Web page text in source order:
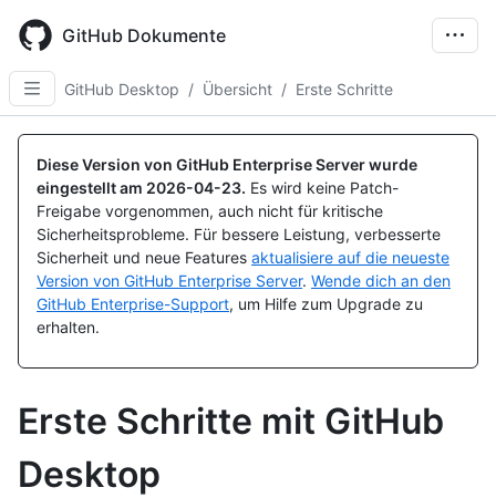
main
content
GitHub Dokumente
GitHub Desktop / Übersicht / Erste Schritte
Diese Version von GitHub Enterprise Server wurde
eingestellt am 2026-04-23. Es wird keine Patch-
Freigabe vorgenommen, auch nicht für kritische
Sicherheitsprobleme. Für bessere Leistung, verbesserte
Sicherheit und neue Features aktualisiere auf die neueste
Version von GitHub Enterprise Server. Wende dich an den
GitHub Enterprise-Support, um Hilfe zum Upgrade zu
erhalten.
Erste Schritte mit GitHub
Desktop